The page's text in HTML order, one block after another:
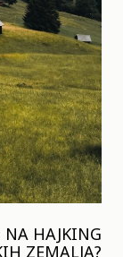
HAJKING
ZEMALJA?